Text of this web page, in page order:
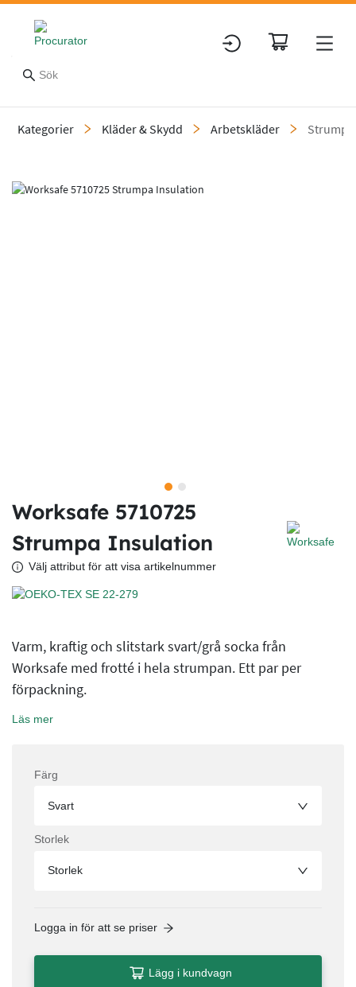
Kategorier Kläder & Skydd Arbetskläder
Slide 1 of 2
Worksafe 5710725
Strumpa Insulation
Välj attribut för att visa artikelnummer
Varm, kraftig och slitstark svart/grå socka från
Worksafe med frotté i hela strumpan. Ett par per
förpackning.
Läs mer
Färg
Svart
Storlek
Storlek
Logga in för att se priser
Lägg i kundvagn